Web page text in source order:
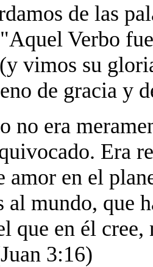
de las
Verbo
vimos su
de gracia y
no era
Era
amor en el
al mundo, que
que en él
3:16)